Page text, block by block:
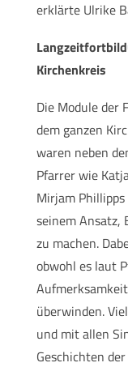
erklärte Ulrike
Kirchenkreis
Die Module der
dem ganzen
waren neben
Pfarrer wie
Mirjam
seinem Ansatz,
zu machen.
obwohl es laut
überwinden.
und mit allen
Geschichten